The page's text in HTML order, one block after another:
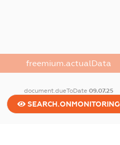
freemium.actualData
document.dueToDate 09.07.25
SEARCH.ONMONITORING